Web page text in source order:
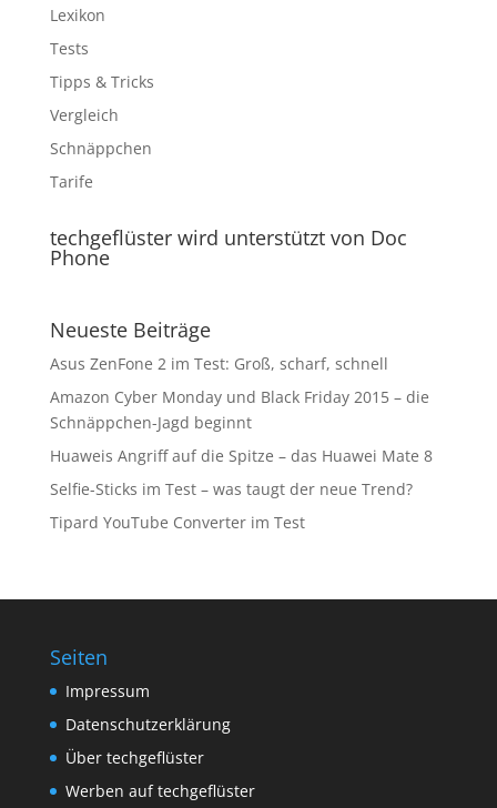
Lexikon
Tests
Tipps & Tricks
Vergleich
Schnäppchen
Tarife
techgeflüster wird unterstützt von Doc
Phone
Neueste Beiträge
Asus ZenFone 2 im Test: Groß, scharf, schnell
Amazon Cyber Monday und Black Friday 2015 – die
Schnäppchen-Jagd beginnt
Huaweis Angriff auf die Spitze – das Huawei Mate 8
Selfie-Sticks im Test – was taugt der neue Trend?
Tipard YouTube Converter im Test
Seiten
Impressum
Datenschutzerklärung
Über techgeflüster
Werben auf techgeflüster